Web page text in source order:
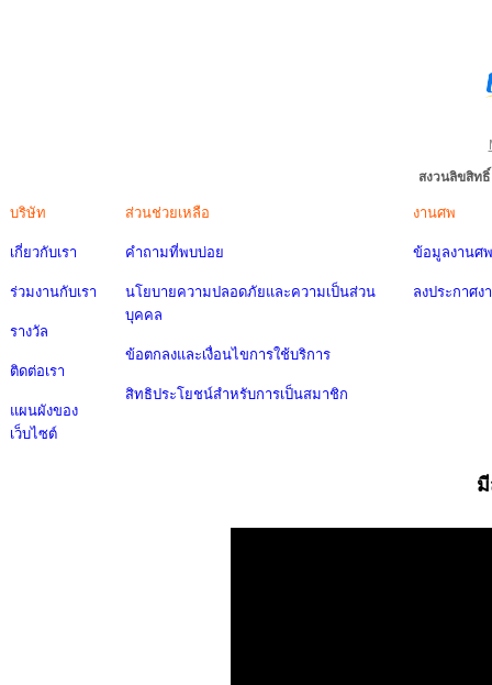
สงวนลิขสิท
บริษัท
เกี่ยวกับเรา
ร่วมงานกับเรา
รางวัล
ติดต่อเรา
แผนผังของ
เว็บไซต์
ส่วนช่วยเหลือ
คำถามที่พบบ่อย
นโยบายความปลอดภัยและความเป็นส่วน
บุคคล
ข้อตกลงและเงื่อนไขการใช้บริการ
สิทธิประโยชน์สำหรับการเป็นสมาชิก
งานศพ
ข้อมูลงานศพ
ลงประกาศง